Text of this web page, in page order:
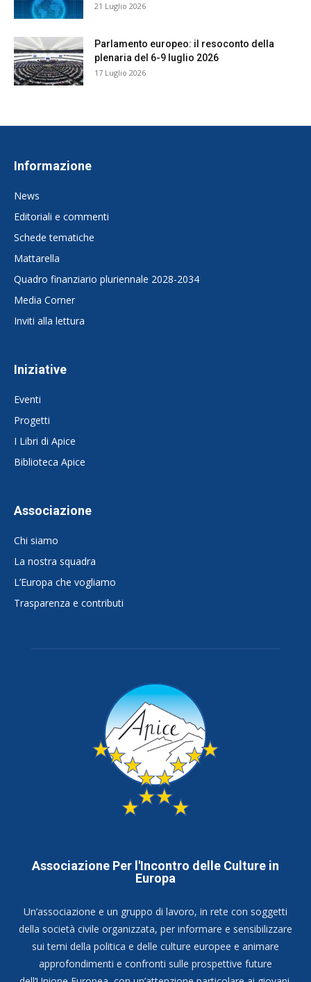
21 Luglio 2026
Parlamento europeo: il resoconto della
plenaria del 6-9 luglio 2026
17 Luglio 2026
Informazione
News
Editoriali e commenti
Schede tematiche
Mattarella
Quadro finanziario pluriennale 2028-2034
Media Corner
Inviti alla lettura
Iniziative
Eventi
Progetti
I Libri di Apice
Biblioteca Apice
Associazione
Chi siamo
La nostra squadra
L’Europa che vogliamo
Trasparenza e contributi
Associazione Per l'Incontro delle Culture in
Europa
Un’associazione e un gruppo di lavoro, in rete con soggetti
della società civile organizzata, per informare e sensibilizzare
sui temi della politica e delle culture europee e animare
approfondimenti e confronti sulle prospettive future